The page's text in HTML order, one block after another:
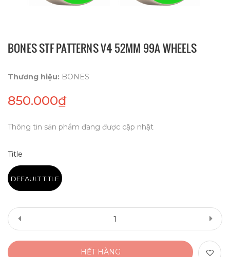
BONES STF PATTERNS V4 52MM 99A WHEELS
Thương hiệu: BONES
850.000₫
Thông tin sản phẩm đang được cập nhật
Title
DEFAULT TITLE
HẾT HÀNG